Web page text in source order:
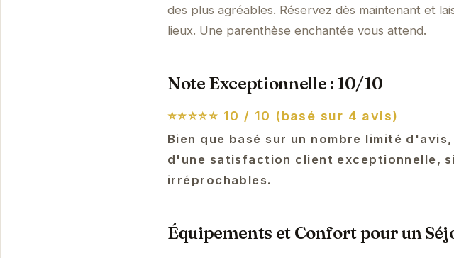
des plus agréables. Réservez dès maintenant et
lieux. Une parenthèse enchantée vous attend.
Note Exceptionnelle : 10/10
⭐⭐⭐⭐⭐ 10 / 10 (basé sur 4 avis)
Bien que basé sur un nombre limité
d'une satisfaction client exceptionnelle,
irréprochables.
Équipements et Confort pour un